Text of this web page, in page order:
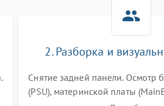
2. Разборка и
Снятие задней панели. Осмотр
(PSU), материнской платы